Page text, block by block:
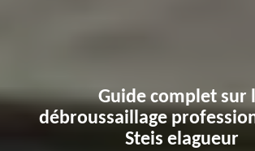
Guide complet sur
débroussaillage
Steis elagueur